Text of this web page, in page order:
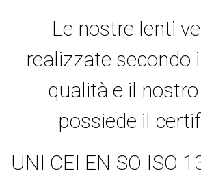
Le nostre lenti
realizzate secondo
qualità e il
possiede il
UNI CEI EN SO ISO